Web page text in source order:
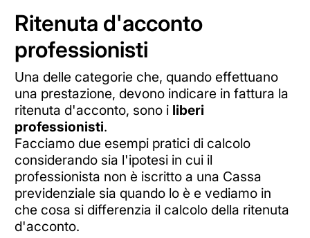
Ritenuta d'acconto
professionisti
Una delle categorie che, quando effettuano
una prestazione, devono indicare in fattura la
ritenuta d'acconto, sono i liberi
professionisti.
Facciamo due esempi pratici di calcolo
considerando sia l'ipotesi in cui il
professionista non è iscritto a una Cassa
previdenziale sia quando lo è e vediamo in
che cosa si differenzia il calcolo della ritenuta
d'acconto.